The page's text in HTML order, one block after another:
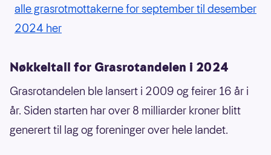
alle grasrotmottakerne for september til desember
2024 her
Nøkkeltall for Grasrotandelen i 2024
Grasrotandelen ble lansert i 2009 og feirer 16 år i
år. Siden starten har over 8 milliarder kroner blitt
generert til lag og foreninger over hele landet.